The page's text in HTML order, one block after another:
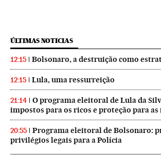
ÚLTIMAS NOTICIAS
12:15 Bolsonaro, a destruição como
12:15 Lula, uma ressurreição
21:14
O programa eleitoral de Lula da
impostos para os ricos e proteção para
20:55
Programa eleitoral de Bolsonaro:
privilégios legais para a Polícia